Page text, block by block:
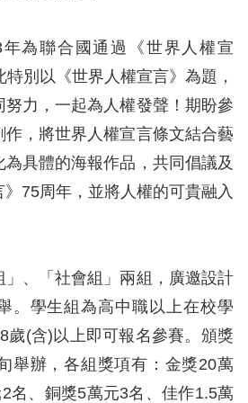
為聯合國通過《世界人權宣
別以《世界人權宣言》為題，
力，一起為人權發聲！期盼參
，將世界人權宣言條文結合藝
具體的海報作品，共同倡議及
75周年，並將人權的可貴融入
、「社會組」兩組，廣邀設計
。學生組為高中職以上在校學
歲(含)以上即可報名參賽。頒獎
舉辦，各組獎項有：金獎20萬
名、銅獎5萬元3名、佳作1.5萬